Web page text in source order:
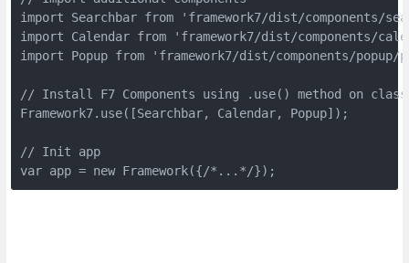
import Searchbar from 'framework7/dist/components/
import Calendar from 'framework7/dist/components/
import Popup from 'framework7/dist/components/
// Install F7 Components using .use() method on
Framework7.use([Searchbar, Calendar, Popup]);
// Init app
var app = new Framework({/*...*/});